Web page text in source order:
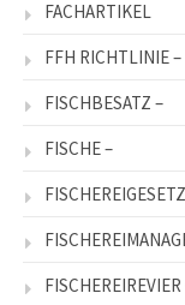
FACHARTIKEL
FFH RICHTLINIE –
FISCHBESATZ –
FISCHE –